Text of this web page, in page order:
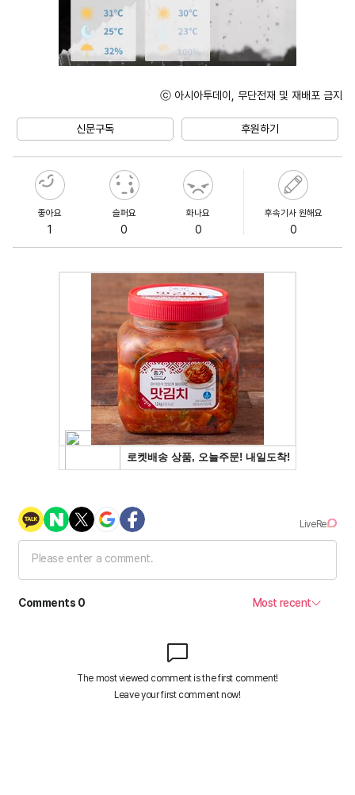
ⓒ 아시아투데이, 무단전재 및 재배포 금지
신문구독 후원하기
좋아요
1
슬퍼요
0
화나요
0
후속기사 원해요
0